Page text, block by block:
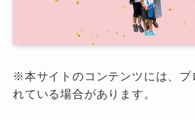
※本サイトのコンテンツには、プ
れている場合があります。